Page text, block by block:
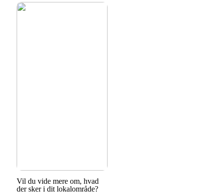
Vil du vide mere om, hvad
der sker i dit lokalområde?